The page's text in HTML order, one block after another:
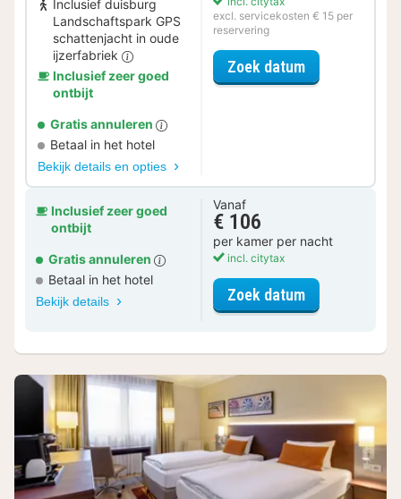
Inclusief duisburg
Landschaftspark GPS
schattenjacht in oude
ijzerfabriek
Inclusief zeer goed
ontbijt
Gratis annuleren
Betaal in het hotel
Bekijk details en opties
excl. servicekosten € 15 per
reservering
Zoek datumvoor Ontdek
Inclusief zeer goed
ontbijt
Gratis annuleren
Betaal in het hotel
Bekijk details
Vanaf
€ 106
per kamer per nacht
incl. citytax
Zoek datumvoor